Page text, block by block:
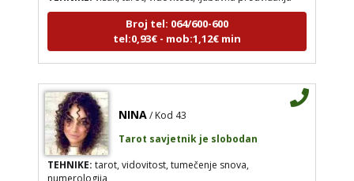
Broj tel: 064/600-600
tel:0,93€ - mob:1,12€ min
NINA / Kod 43
Tarot savjetnik je slobodan
TEHNIKE:tarot, vidovitost, tumečenje snova,
numerologija